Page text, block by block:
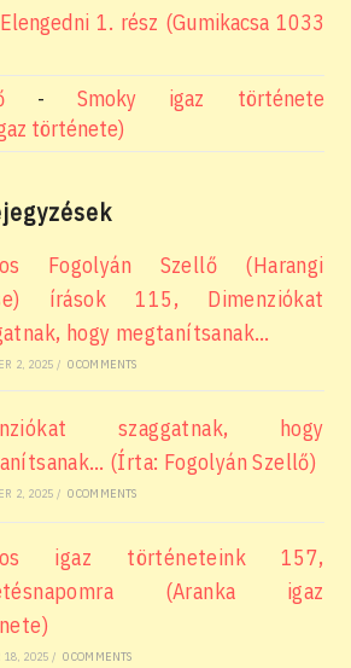
Elengedni 1. rész (Gumikacsa 1033
-Smoky igaz története
története)
Fogolyán Szellő (Harangi
írások 115, Dimenziókat
hogy megtanítsanak…
2, 2025 / 0 COMMENTS
szaggatnak, hogy
(Írta: Fogolyán Szellő)
2, 2025 / 0 COMMENTS
igaz történeteink 157,
(Aranka igaz
18, 2025 / 0 COMMENTS